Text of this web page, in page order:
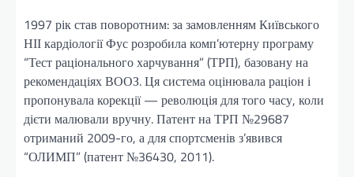
1997 рік став поворотним: за замовленням Київського
НІІ кардіології Фус розробила комп’ютерну програму
“Тест раціонального харчування” (ТРП), базовану на
рекомендаціях ВООЗ. Ця система оцінювала раціон і
пропонувала корекції — революція для того часу, коли
дієти малювали вручну. Патент на ТРП №29687
отриманий 2009-го, а для спортсменів з’явився
“ОЛИМП” (патент №36430, 2011).